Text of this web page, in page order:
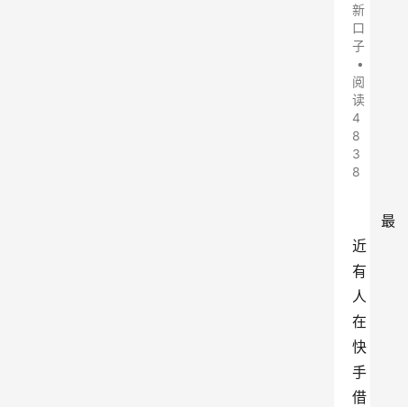
新
口
子
•
阅
读
4
8
3
8
最
近
有
人
在
快
手
借